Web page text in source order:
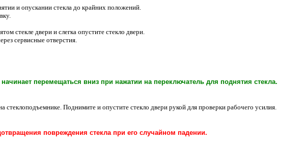
и опускании стекла до крайних положений.
стекле двери и слегка опустите стекло двери.
сервисные отверстия.
перемещаться вниз при нажатии на переключатель для поднятия стекла.
стеклоподъемнике. Поднимите и опустите стекло двери рукой для проверки рабочего усилия.
повреждения стекла при его случайном падении.